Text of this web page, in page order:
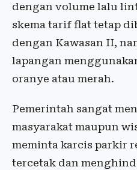
dengan volume lalu
skema tarif flat tetap
dengan Kawasan II,
lapangan
oranye atau merah.
Pemerintah sangat
masyarakat maupun
meminta karcis parkir
tercetak dan